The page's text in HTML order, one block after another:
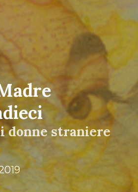
donne straniere